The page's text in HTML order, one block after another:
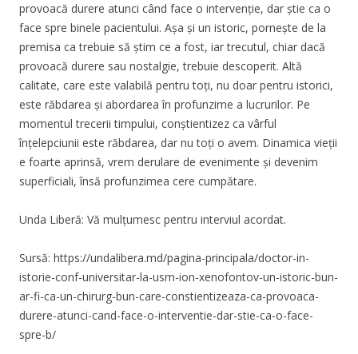
provoacă durere atunci când face o intervenție, dar știe ca o
face spre binele pacientului. Așa și un istoric, pornește de la
premisa ca trebuie să știm ce a fost, iar trecutul, chiar dacă
provoacă durere sau nostalgie, trebuie descoperit. Altă
calitate, care este valabilă pentru toți, nu doar pentru istorici,
este răbdarea și abordarea în profunzime a lucrurilor. Pe
momentul trecerii timpului, conștientizez ca vârful
înțelepciunii este răbdarea, dar nu toți o avem. Dinamica vieții
e foarte aprinsă, vrem derulare de evenimente și devenim
superficiali, însă profunzimea cere cumpătare.
Unda Liberă: Vă mulțumesc pentru interviul acordat.
Sursă: https://undalibera.md/pagina-principala/doctor-in-
istorie-conf-universitar-la-usm-ion-xenofontov-un-istoric-bun-
ar-fi-ca-un-chirurg-bun-care-constientizeaza-ca-provoaca-
durere-atunci-cand-face-o-interventie-dar-stie-ca-o-face-
spre-b/